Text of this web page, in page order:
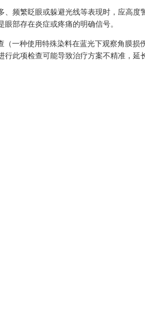
频繁眨眼或躲避光线等表现时，应高度
部存在炎症或疼痛的明确信号。
一种使用特殊染料在蓝光下观察角膜损
此项检查可能导致治疗方案不精准，延